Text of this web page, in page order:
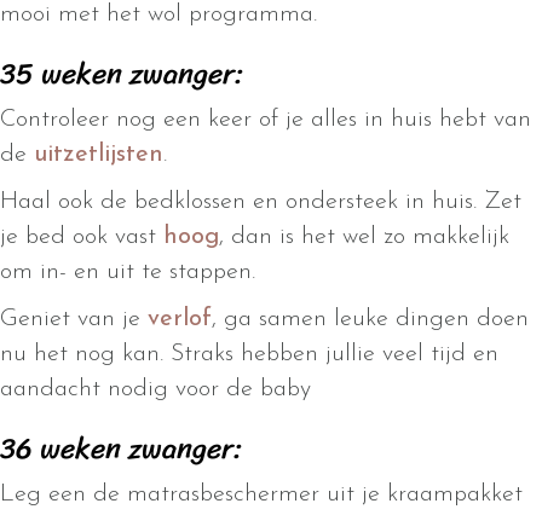
mooi met het wol programma.
35 weken zwanger:
Controleer nog een keer of je alles in huis hebt van
de uitzetlijsten.
Haal ook de bedklossen en ondersteek in huis. Zet
je bed ook vast hoog, dan is het wel zo makkelijk
om in- en uit te stappen.
Geniet van je verlof, ga samen leuke dingen doen
nu het nog kan. Straks hebben jullie veel tijd en
aandacht nodig voor de baby
36 weken zwanger:
Leg een de matrasbeschermer uit je kraampakket